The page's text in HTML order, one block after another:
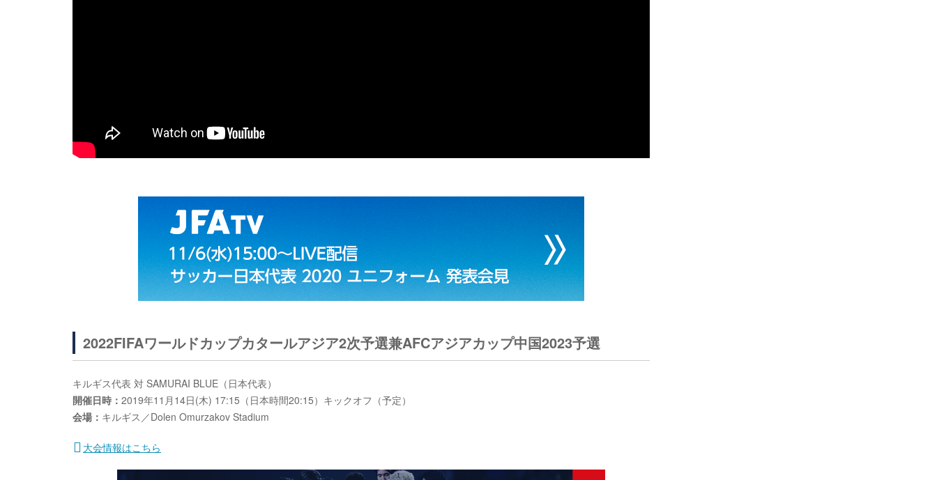
2022FIFAワールドカップカタールアジア2次予選兼AFCアジアカップ中国2023予選
キルギス代表 対 SAMURAI BLUE（日本代表）
開催日時： 2019年11月14日(木) 17:15（日本時間20:15）キックオフ（予定）
会場： キルギス／Dolen Omurzakov Stadium
大会情報はこちら